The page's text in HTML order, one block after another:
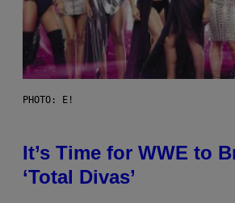
PHOTO: E!
It’s Time for WWE to
‘Total Divas’